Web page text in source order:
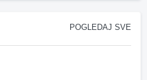
POGLEDAJ SVE